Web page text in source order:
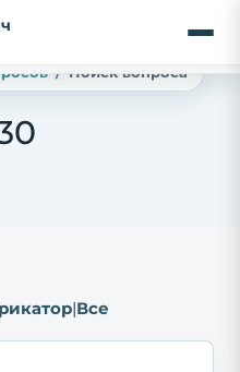
Поиск вопроса
|Все